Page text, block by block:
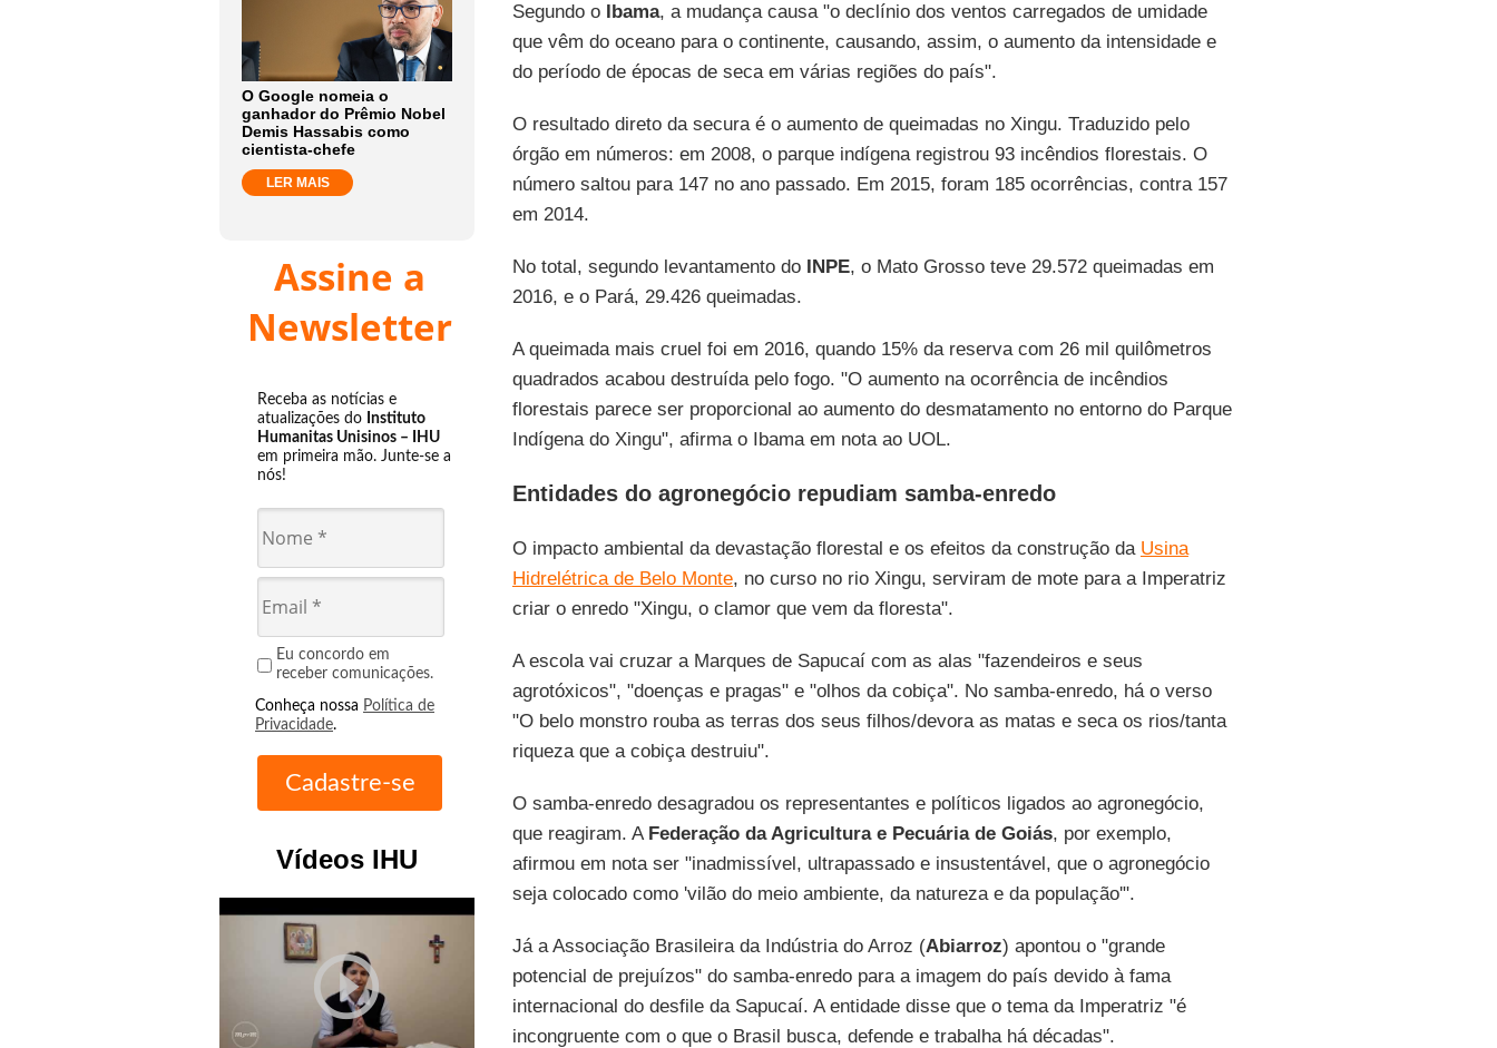
O Google nomeia o
ganhador do Prêmio Nobel
Demis Hassabis como
cientista-chefe
LER MAIS
Assine a
Newsletter
Receba as notícias e
atualizações do Instituto
Humanitas Unisinos – IHU
em primeira mão. Junte-se a
nós!
Eu concordo em
receber comunicações.
Conheça nossa Política de
Privacidade.
Vídeos IHU
play_circle_outline
Segundo o Ibama, a mudança causa "o declínio dos ventos carregados de umidade
que vêm do oceano para o continente, causando, assim, o aumento da intensidade e
do período de épocas de seca em várias regiões do país".
O resultado direto da secura é o aumento de queimadas no Xingu. Traduzido pelo
órgão em números: em 2008, o parque indígena registrou 93 incêndios florestais. O
número saltou para 147 no ano passado. Em 2015, foram 185 ocorrências, contra 157
em 2014.
No total, segundo levantamento do INPE, o Mato Grosso teve 29.572 queimadas em
2016, e o Pará, 29.426 queimadas.
A queimada mais cruel foi em 2016, quando 15% da reserva com 26 mil quilômetros
quadrados acabou destruída pelo fogo. "O aumento na ocorrência de incêndios
florestais parece ser proporcional ao aumento do desmatamento no entorno do Parque
Indígena do Xingu", afirma o Ibama em nota ao UOL.
Entidades do agronegócio repudiam samba-enredo
O impacto ambiental da devastação florestal e os efeitos da construção da Usina
Hidrelétrica de Belo Monte, no curso no rio Xingu, serviram de mote para a Imperatriz
criar o enredo "Xingu, o clamor que vem da floresta".
A escola vai cruzar a Marques de Sapucaí com as alas "fazendeiros e seus
agrotóxicos", "doenças e pragas" e "olhos da cobiça". No samba-enredo, há o verso
"O belo monstro rouba as terras dos seus filhos/devora as matas e seca os rios/tanta
riqueza que a cobiça destruiu".
O samba-enredo desagradou os representantes e políticos ligados ao agronegócio,
que reagiram. A Federação da Agricultura e Pecuária de Goiás, por exemplo,
afirmou em nota ser "inadmissível, ultrapassado e insustentável, que o agronegócio
seja colocado como 'vilão do meio ambiente, da natureza e da população'".
Já a Associação Brasileira da Indústria do Arroz (Abiarroz) apontou o "grande
potencial de prejuízos" do samba-enredo para a imagem do país devido à fama
internacional do desfile da Sapucaí. A entidade disse que o tema da Imperatriz "é
incongruente com o que o Brasil busca, defende e trabalha há décadas".